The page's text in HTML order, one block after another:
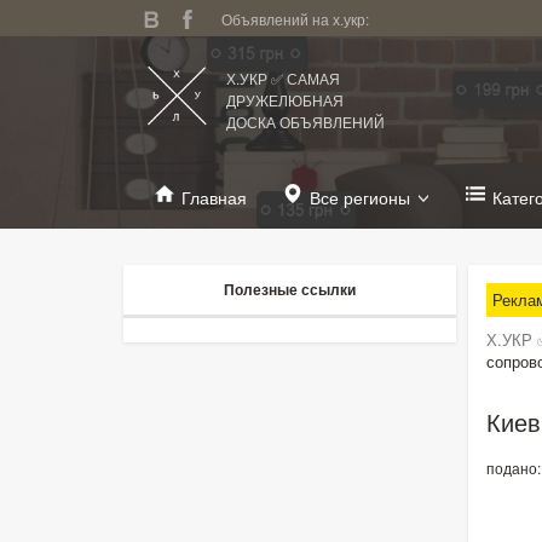
Объявлений на х.укр:
Х.УКР ✅ САМАЯ
ДРУЖЕЛЮБНАЯ
ДОСКА ОБЪЯВЛЕНИЙ
Главная Все регионы
Х.УКР
Полезные ссылки